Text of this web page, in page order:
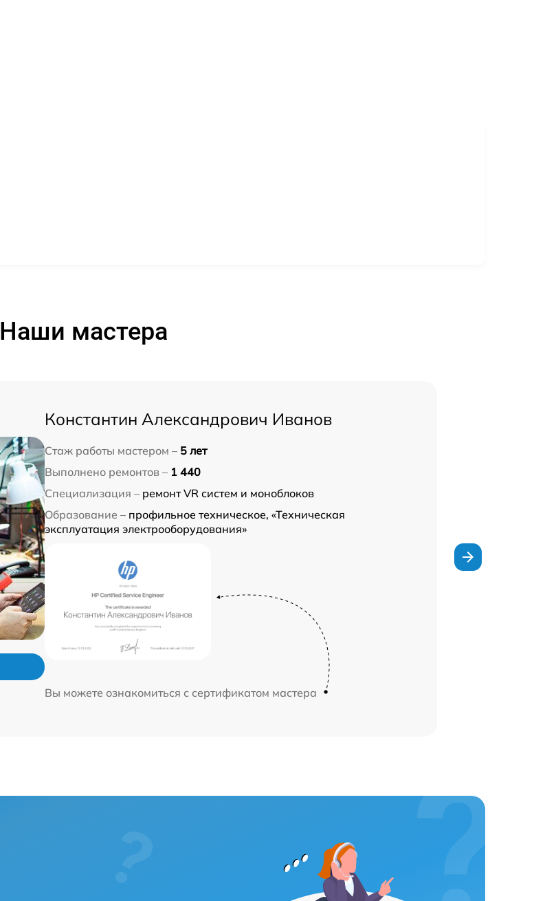
Наши мастера
Константин Александрович Иванов
Стаж работы мастером – 5 лет
Выполнено ремонтов – 1 440
Специализация – ремонт VR систем и моноблоков
Образование – профильное техническое, «Техническая
эксплуатация электрооборудования»
Вы можете ознакомиться с сертификатом мастера